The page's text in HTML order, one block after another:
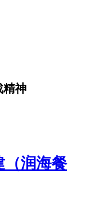
精神
（润海餐